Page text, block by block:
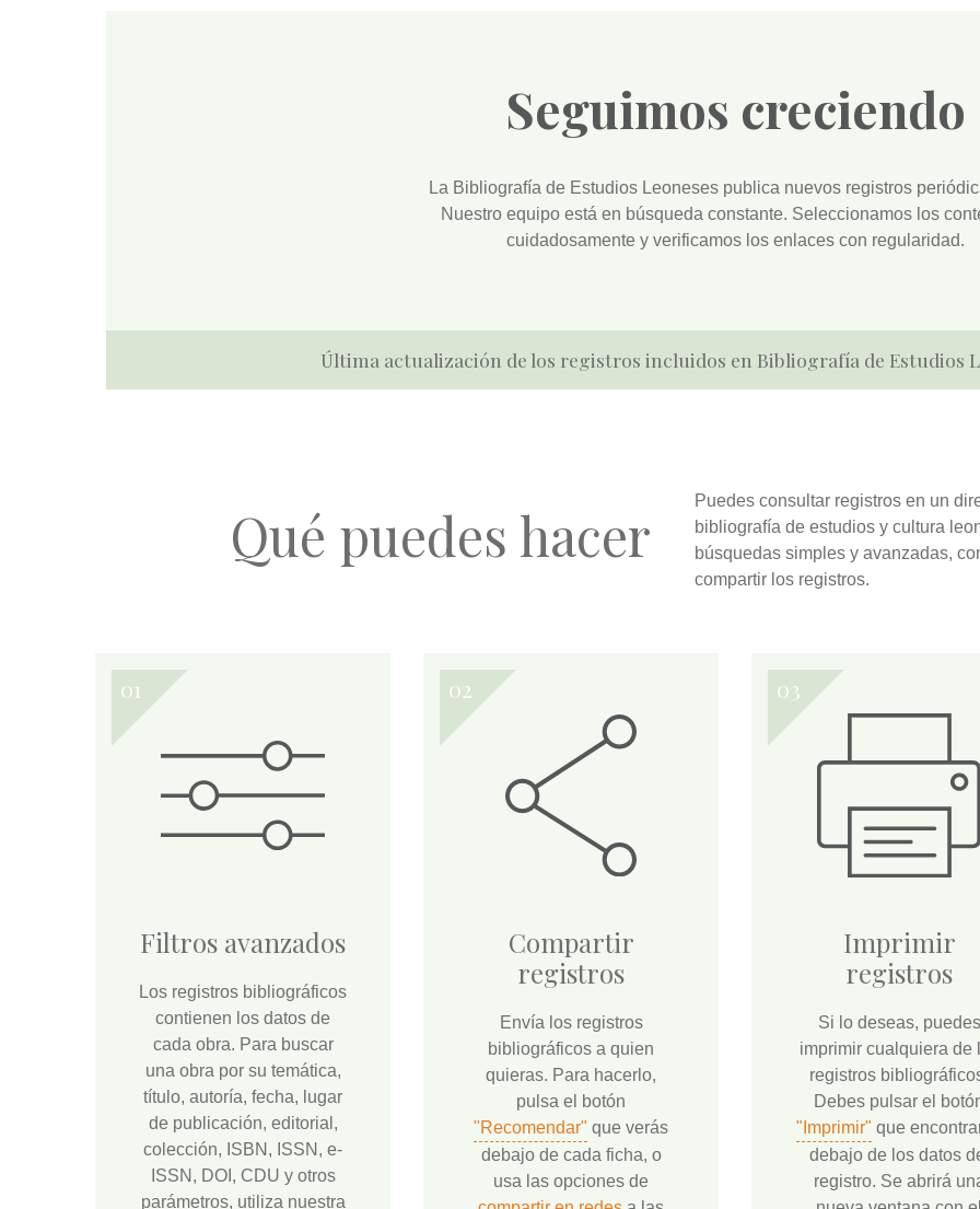
Seguimos creciendo
La Bibliografía de Estudios Leoneses publica nuevos registros
Nuestro equipo está en búsqueda constante. Seleccionamos los
cuidadosamente y verificamos los enlaces con regularidad.
Última actualización de los registros incluidos en Bibliografía de Estudios
Qué puedes hacer Puedes consultarregistros en un
bibliografía de estudios y cultura
búsquedas simples y avanzadas,
compartirlos registros.
Filtros avanzados
Los registros bibliográficos
contienen los datos de
cada obra. Para buscar
una obra por su temática,
título, autoría, fecha, lugar
de publicación, editorial,
colección, ISBN, ISSN, e-
ISSN, DOI, CDU y otros
parámetros, utiliza nuestra
Compartir
registros
Envía los registros
bibliográficos a quien
quieras. Para hacerlo,
pulsa el botón
"Recomendar" que verás
debajo de cada ficha, o
usa las opciones de
Imprimir
registros
Si lo deseas, puedes
imprimir cualquiera de
registros
Debes pulsar el
"Imprimir" que
debajo de los datos
registro. Se abrirá